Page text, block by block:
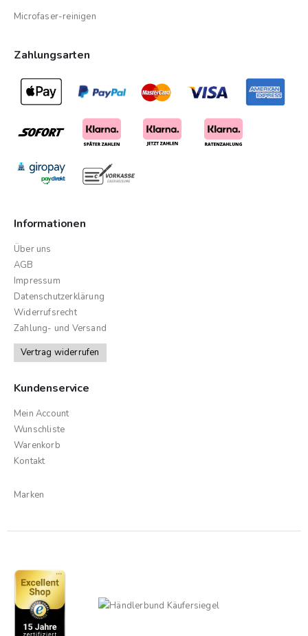
Microfaser-reinigen
Zahlungsarten
Informationen
Über uns
AGB
Impressum
Datenschutzerklärung
Widerrufsrecht
Zahlung- und Versand
Vertrag widerrufen
Kundenservice
Mein Account
Wunschliste
Warenkorb
Kontakt
Marken